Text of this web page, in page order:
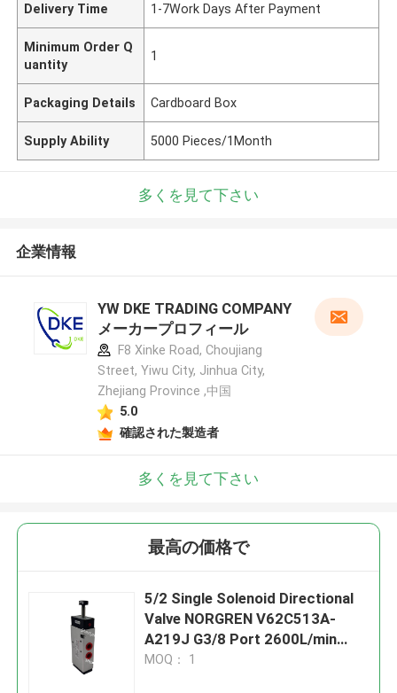
Delivery Time 1-7Work Days After Payment
Minimum Order Q
uantity
1
Packaging Details Cardboard Box
Supply Ability 5000 Pieces/1Month
多くを見て下さい
企業情報
YW DKE TRADING COMPANY
メーカープロフィール
F8 Xinke Road, Choujiang
Street, Yiwu City, Jinhua City,
Zhejiang Province ,中国
5.0
確認された製造者
多くを見て下さい
最高の価格で
5/2 Single Solenoid Directional
Valve NORGREN V62C513A-
A219J G3/8 Port 2600L/min
Pilot Operated 220/240V AC
MOQ： 1